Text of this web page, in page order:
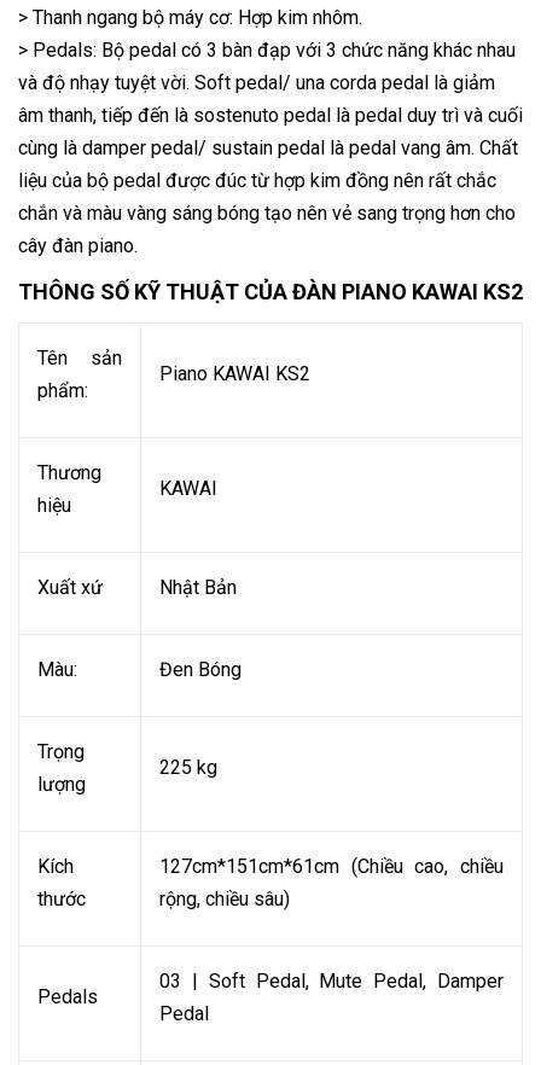
> Thanh ngang bộ máy cơ: Hợp kim nhôm.
> Pedals: Bộ pedal có 3 bàn đạp với 3 chức năng khác nhau
và độ nhạy tuyệt vời. Soft pedal/ una corda pedal là giảm
âm thanh, tiếp đến là sostenuto pedal là pedal duy trì và cuối
cùng là damper pedal/ sustain pedal là pedal vang âm. Chất
liệu của bộ pedal được đúc từ hợp kim đồng nên rất chắc
chắn và màu vàng sáng bóng tạo nên vẻ sang trọng hơn cho
cây đàn piano.
THÔNG SỐ KỸ THUẬT CỦA ĐÀN PIANO KAWAI KS2
Tên sản
phẩm:
Piano KAWAI KS2
Thương
hiệu
KAWAI
Xuất xứ Nhật Bản
Màu: Đen Bóng
Trọng
lượng
225 kg
Kích
thước
127cm*151cm*61cm (Chiều cao, chiều
rộng, chiều sâu)
Pedals
03 | Soft Pedal, Mute Pedal, Damper
Pedal